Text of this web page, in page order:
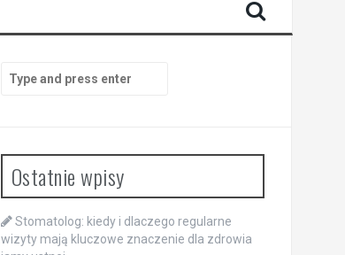
for:
Ostatnie wpisy
Stomatolog: kiedy i dlaczego regularne
wizyty mają kluczowe znaczenie dla zdrowia